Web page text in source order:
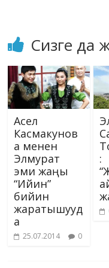
Сизге да
Асел
Касмакунов
а менен
Элмурат
эми жаңы
“Ийин”
бийин
жаратышууд
а
25.07.2014 0
: